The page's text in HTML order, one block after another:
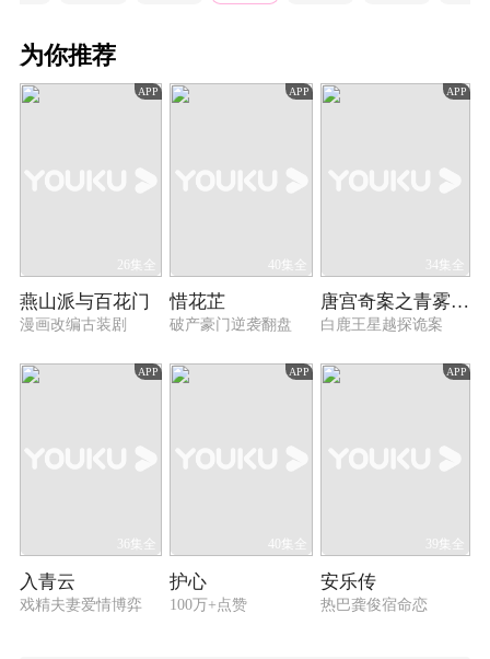
为你推荐
APP
26集全
燕山派与百花门
漫画改编古装剧
APP
40集全
惜花芷
破产豪门逆袭翻盘
APP
34集全
唐宫奇案之青雾风鸣
白鹿王星越探诡案
APP
36集全
入青云
戏精夫妻爱情博弈
APP
40集全
护心
100万+点赞
APP
39集全
安乐传
热巴龚俊宿命恋